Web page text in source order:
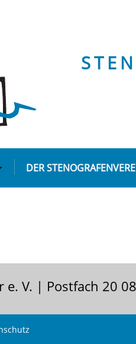
DER
e. V. | Postfach 20